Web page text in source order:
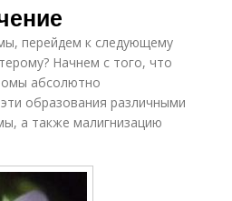
перейдем к следующему
Начнем с того, что
абсолютно
образования различными
а также малигнизацию